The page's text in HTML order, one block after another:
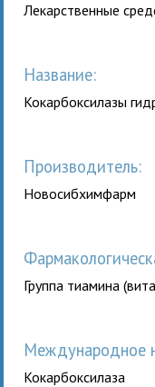
Лекарственные
Название:
Кокарбоксилазы
Производитель:
Новосибхимфарм
Группа тиамина
Международное
Кокарбоксилаза